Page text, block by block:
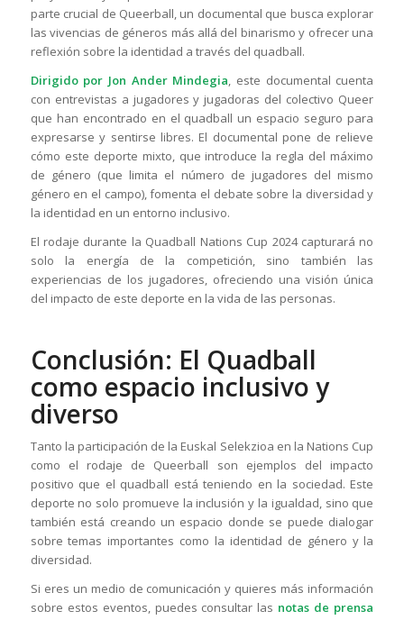
parte crucial de Queerball, un documental que busca explorar
las vivencias de géneros más allá del binarismo y ofrecer una
reflexión sobre la identidad a través del quadball.
Dirigido por Jon Ander Mindegia, este documental cuenta
con entrevistas a jugadores y jugadoras del colectivo Queer
que han encontrado en el quadball un espacio seguro para
expresarse y sentirse libres. El documental pone de relieve
cómo este deporte mixto, que introduce la regla del máximo
de género (que limita el número de jugadores del mismo
género en el campo), fomenta el debate sobre la diversidad y
la identidad en un entorno inclusivo.
El rodaje durante la Quadball Nations Cup 2024 capturará no
solo la energía de la competición, sino también las
experiencias de los jugadores, ofreciendo una visión única
del impacto de este deporte en la vida de las personas.
Conclusión: El Quadball
como espacio inclusivo y
diverso
Tanto la participación de la Euskal Selekzioa en la Nations Cup
como el rodaje de Queerball son ejemplos del impacto
positivo que el quadball está teniendo en la sociedad. Este
deporte no solo promueve la inclusión y la igualdad, sino que
también está creando un espacio donde se puede dialogar
sobre temas importantes como la identidad de género y la
diversidad.
Si eres un medio de comunicación y quieres más información
sobre estos eventos, puedes consultar las notas de prensa